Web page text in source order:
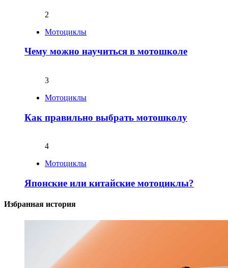
2
Мотоциклы
Чему можно научиться в мотошколе
3
Мотоциклы
Как правильно выбрать мотошколу
4
Мотоциклы
Японские или китайские мотоциклы?
Избранная история